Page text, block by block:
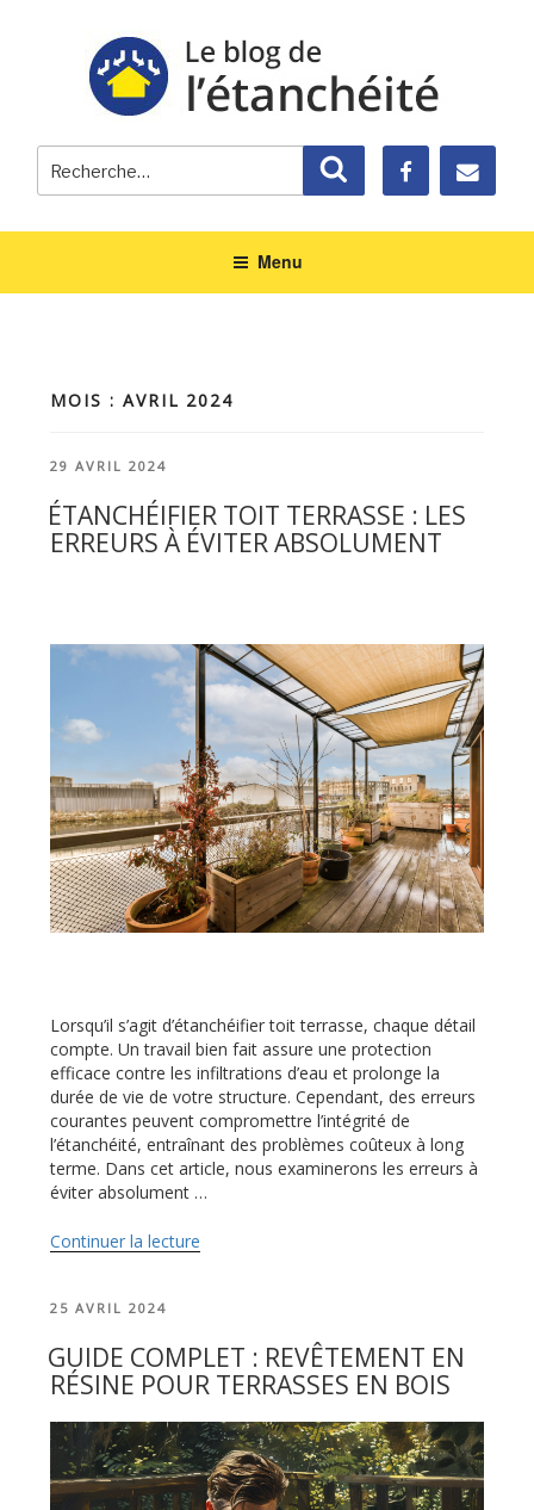
Recherche
pour
:
Recherche
Menu
MOIS : AVRIL 2024
PUBLIÉ
29 AVRIL 2024
ÉTANCHÉIFIER TOIT TERRASSE : LES
ERREURS À ÉVITER ABSOLUMENT
Lorsqu’il s’agit d’étanchéifier toit terrasse, chaque détail
compte. Un travail bien fait assure une protection
efficace contre les infiltrations d’eau et prolonge la
durée de vie de votre structure. Cependant, des erreurs
courantes peuvent compromettre l’intégrité de
l’étanchéité, entraînant des problèmes coûteux à long
terme. Dans cet article, nous examinerons les erreurs à
éviter absolument …
Continuer la lecture
les
erreurs
éviter
absolument »
PUBLIÉ
25 AVRIL 2024
GUIDE COMPLET : REVÊTEMENT EN
RÉSINE POUR TERRASSES EN BOIS